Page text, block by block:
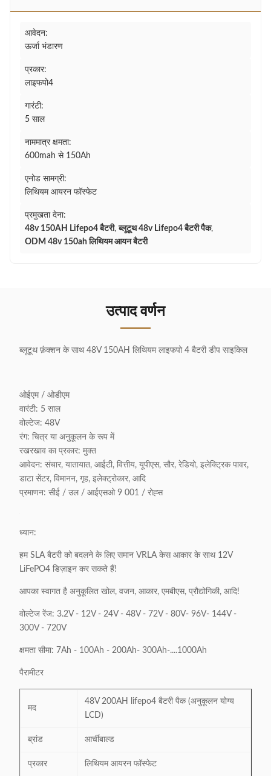
आवेदन:
ऊर्जा भंडारण
प्रकार:
लाइफपो4
गारंटी:
5 साल
नाममात्र क्षमता:
600mah से 150Ah
एनोड सामग्री:
लिथियम आयरन फॉस्फेट
प्रमुखता देना:
48v 150AH Lifepo4 बैटरी,ब्लूटूथ 48v Lifepo4 बैटरी पैक,
ODM 48v 150ah लिथियम आयन बैटरी
उत्पाद वर्णन
ब्लूटूथ फ़ंक्शन के साथ 48V 150AH लिथियम लाइफपो 4 बैटरी डीप साइकिल
ओईएम / ओडीएम
वारंटी: 5 साल
वोल्टेज: 48V
रंग: चित्र या अनुकूलन के रूप में
रखरखाव का प्रकार: मुक्त
आवेदन: संचार, यातायात, आईटी, वित्तीय, यूपीएस, सौर, रेडियो, इलेक्ट्रिक पावर,
डाटा सेंटर, विमानन, गृह, इलेक्ट्रोकार, आदि
प्रमाणन: सीई / उल / आईएसओ 9 001 / रोह्स
ध्यान:
हम SLA बैटरी को बदलने के लिए समान VRLA केस आकार के साथ 12V
LiFePO4 डिज़ाइन कर सकते हैं!
आपका स्वागत है अनुकूलित खोल, वजन, आकार, एमबीएस, प्रौद्योगिकी, आदि!
वोल्टेज रेंज: 3.2V - 12V - 24V - 48V - 72V - 80V- 96V- 144V -
300V - 720V
क्षमता सीमा: 7Ah - 100Ah - 200Ah- 300Ah-....1000Ah
पैरामीटर
मद
48V 200AH lifepo4 बैटरी पैक (अनुकूलन योग्य
LCD)
ब्रांड आर्चीबाल्ड
प्रकार लिथियम आयरन फॉस्फेट